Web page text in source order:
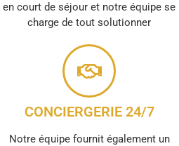
en court de séjour et notre équipe se
charge de tout solutionner
CONCIERGERIE 24/7
Notre équipe fournit également un